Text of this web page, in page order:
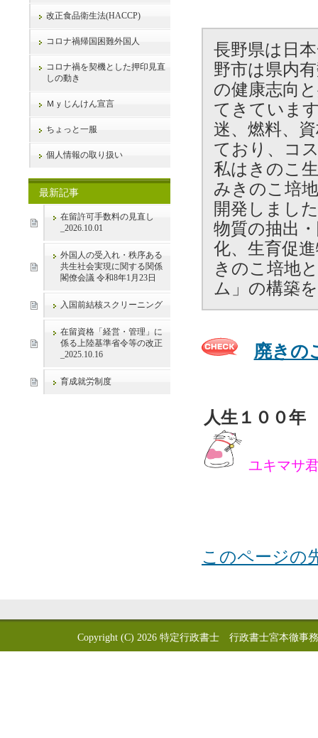
長野県は日
野市は県内
の健康志向
てきていま
迷、燃料、
ており、コ
私はきのこ
みきのこ培
開発しまし
物質の抽出
化、生育促
きのこ培地
ム」の構築
廃きの
人生１００
ユキマサ
このページの
改正食品衛生法(HACCP)
コロナ禍帰国困難外国人
コロナ禍を契機とした押印見直
しの動き
Ｍｙじんけん宣言
ちょっと一服
個人情報の取り扱い
最新記事
在留許可手数料の見直し
_2026.10.01
外国人の受入れ・秩序ある
共生社会実現に関する関係
閣僚会議 令和8年1月23日
入国前結核スクリーニング
在留資格「経営・管理」に
係る上陸基準省令等の改正
_2025.10.16
育成就労制度
Copyright (C) 2026 特定行政書士 行政書士宮本徹事務